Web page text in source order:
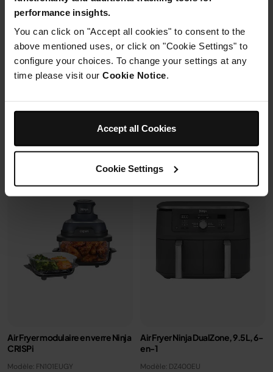
performance insights.
You can click on "Accept all cookies" to consent to the
above mentioned uses, or click on "Cookie Settings" to
configure your choices. To change your settings at any
time please visit our Cookie Notice.
Accept all Cookies
Cookie Settings
6 modes de cuisson (max
Synchronisation des
cuissons
179,99 € Prix réduit de
269,99 €au
Voir les détails
Fonctions Espresso et Café
filtre (dont Cold Brew)
Ajouter au panier
Air Fryer modulaire en verre Ninja
CRISPi
Modèle: FN101EUGY
Air Fryer Ninja DualZone, 9.5L, 6-
en-1
Modèle: DZ400EU